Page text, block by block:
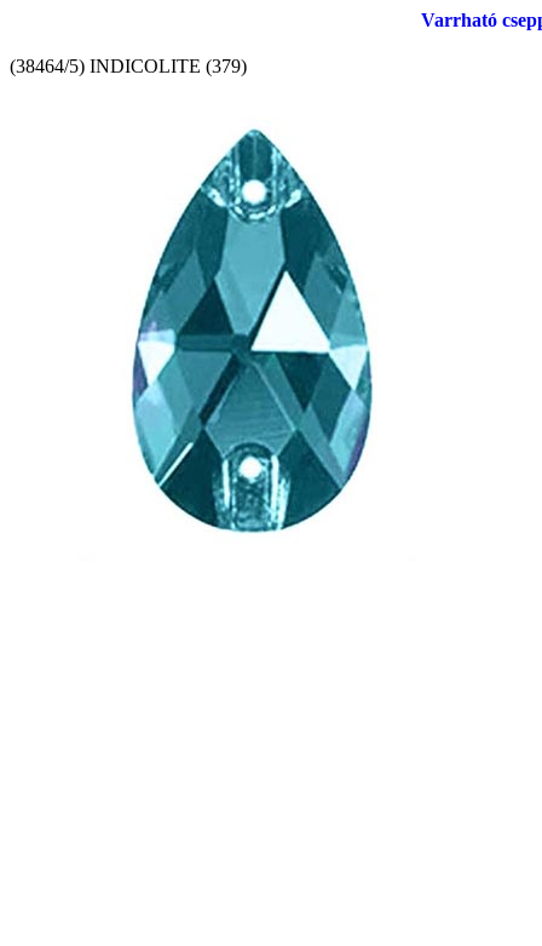
Varrható
(38464/5) INDICOLITE (379)